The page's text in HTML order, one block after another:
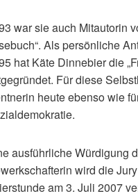
war sie auch Mitautorin
Als persönliche
hat Käte Dinnebier die
Für diese
heute ebenso wie
ausführliche Würdigung
wird die
am 3. Juli 2007